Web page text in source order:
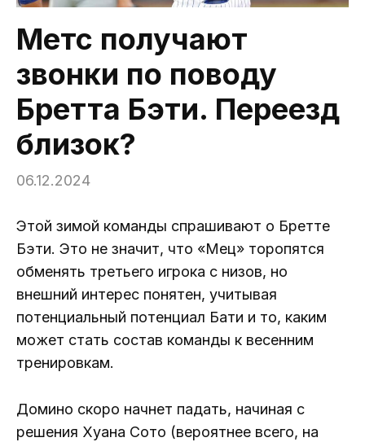
Метс получают
звонки по поводу
Бретта Бэти. Переезд
близок?
06.12.2024
Этой зимой команды спрашивают о Бретте
Бэти. Это не значит, что «Мец» торопятся
обменять третьего игрока с низов, но
внешний интерес понятен, учитывая
потенциальный потенциал Бати и то, каким
может стать состав команды к весенним
тренировкам.
Домино скоро начнет падать, начиная с
решения Хуана Сото (вероятнее всего, на